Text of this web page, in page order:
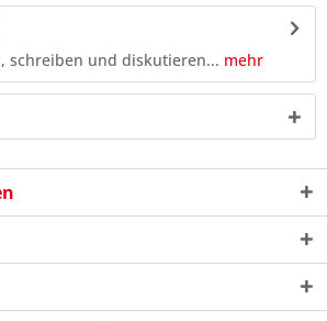
schreiben und diskutieren... mehr